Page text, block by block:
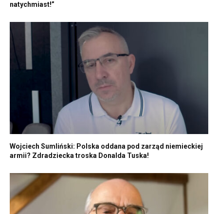
natychmiast!”
Wojciech Sumliński: Polska oddana pod zarząd niemieckiej
armii? Zdradziecka troska Donalda Tuska!